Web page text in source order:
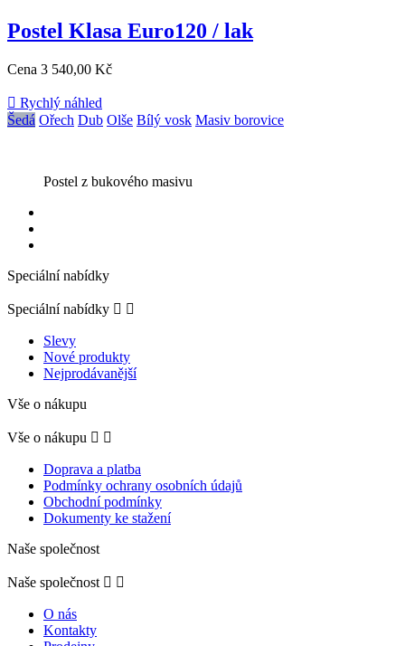
Postel Klasa Euro120 / lak
Cena 3 540,00 Kč
 Rychlý náhled
Šedá Ořech Dub Olše Bílý vosk Masiv borovice
Postel z bukového masivu
Speciální nabídky
Speciální nabídky  
Slevy
Nové produkty
Nejprodávanější
Vše o nákupu
Vše o nákupu  
Doprava a platba
Podmínky ochrany osobních údajů
Obchodní podmínky
Dokumenty ke stažení
Naše společnost
Naše společnost  
O nás
Kontakty